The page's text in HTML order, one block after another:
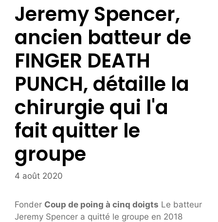
Jeremy Spencer,
ancien batteur de
FINGER DEATH
PUNCH, détaille la
chirurgie qui l'a
fait quitter le
groupe
4 août 2020
Fonder Coup de poing à cinq doigts Le batteur
Jeremy Spencer a quitté le groupe en 2018